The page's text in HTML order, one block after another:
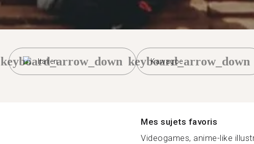
Italien
keyboard_arrow_down Kawagoe
keyboard_arrow_down
Mes sujets favoris
Videogames, anime-like